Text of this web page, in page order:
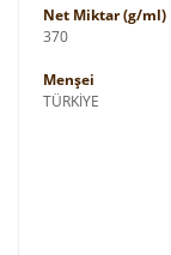
Net Miktar (g/ml)
370
Menşei
TÜRKİYE